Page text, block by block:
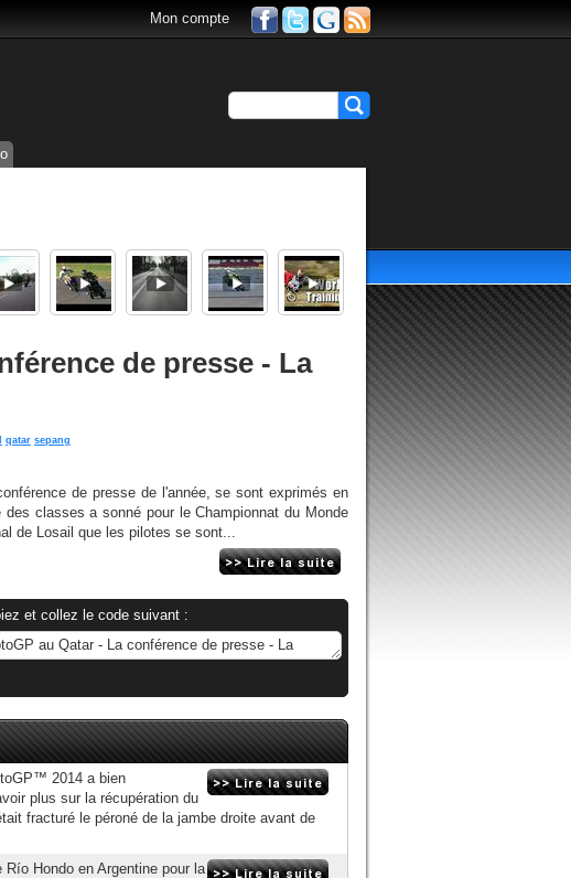
Mon compte
de presse - La
qatar sepang
de presse de l'année, se sont exprimés en
classes a sonné pour le Championnat du Monde
de Losail que les pilotes se sont...
et collez le code suivant :
2014 a bien
plus sur la récupération du
fracturé le péroné de la jambe droite avant de
Hondo en Argentine pour la